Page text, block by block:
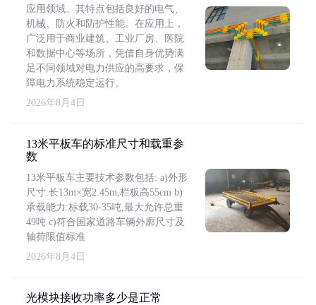
应用领域。其特点包括良好的电气、
机械、防火和防护性能。在应用上，
广泛用于商业建筑、工业厂房、医院
和数据中心等场所，凭借自身优势满
足不同领域对电力供应的高要求，保
障电力系统稳定运行。
2026年8月4日
13米平板车的标准尺寸和载重参
数
13米平板车主要技术参数包括: a)外形
尺寸:长13m×宽2.45m,栏板高55cm b)
承载能力:标载30-35吨,最大允许总重
49吨 c)符合国家道路车辆外廓尺寸及
轴荷限值标准
2026年8月4日
光模块接收功率多少是正常